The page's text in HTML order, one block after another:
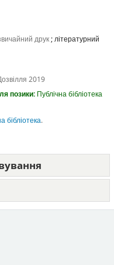
друк; літературний
2019
позики: Публічна бібліотека
бібліотека.